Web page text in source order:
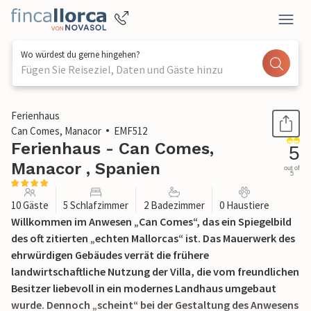
Wo würdest du gerne hingehen?
Fügen Sie Reiseziel, Daten und Gäste hinzu
1 / 62
Ferienhaus
Can Comes, Manacor
EMF512
Ferienhaus - Can Comes,
Manacor , Spanien
5
out of
5
10 Gäste 5 Schlafzimmer 2 Badezimmer 0 Haustiere
Willkommen im Anwesen „Can Comes“, das ein Spiegelbild
des oft zitierten „echten Mallorcas“ ist. Das Mauerwerk des
ehrwürdigen Gebäudes verrät die frühere
landwirtschaftliche Nutzung der Villa, die vom freundlichen
Besitzer liebevoll in ein modernes Landhaus umgebaut
wurde. Dennoch „scheint“ bei der Gestaltung des Anwesens